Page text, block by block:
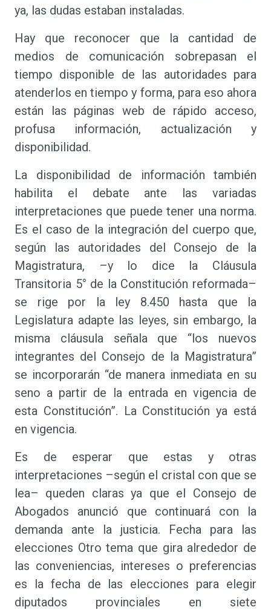
ya, las dudas estaban instaladas.
Hay que reconocer que la cantidad de
medios de comunicación sobrepasan el
tiempo disponible de las autoridades para
atenderlos en tiempo y forma, para eso ahora
están las páginas web de rápido acceso,
profusa información, actualización y
disponibilidad.
La disponibilidad de información también
habilita el debate ante las variadas
interpretaciones que puede tener una norma.
Es el caso de la integración del cuerpo que,
según las autoridades del Consejo de la
Magistratura, –y lo dice la Cláusula
Transitoria 5° de la Constitución reformada–
se rige por la ley 8.450 hasta que la
Legislatura adapte las leyes, sin embargo, la
misma cláusula señala que “los nuevos
integrantes del Consejo de la Magistratura”
se incorporarán “de manera inmediata en su
seno a partir de la entrada en vigencia de
esta Constitución”. La Constitución ya está
en vigencia.
Es de esperar que estas y otras
interpretaciones –según el cristal con que se
lea– queden claras ya que el Consejo de
Abogados anunció que continuará con la
demanda ante la justicia. Fecha para las
elecciones Otro tema que gira alrededor de
las conveniencias, intereses o preferencias
es la fecha de las elecciones para elegir
diputados provinciales en siete